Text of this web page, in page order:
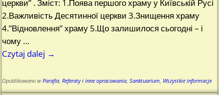
церкви” . Зміст: 1.Поява першого храму у Київській Русі
2.Важливість Десятинної церкви 3.Знищення храму
4.”Відновлення” храму 5.Що залишилося сьогодні – і
чому …
Czytaj dalej →
Opublikowano w Parafia,Referaty i inne opracowania,Sanktuarium, Wszystkie informacje